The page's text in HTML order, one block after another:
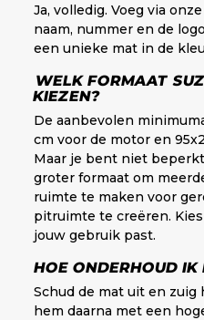
Ja, volledig. Voeg via
naam, nummer en de
een unieke mat in de
WELK FORMAAT
KIEZEN?
De aanbevolen
cm voor de motor en
Maar je bent niet
groter formaat om
ruimte te maken voor
pitruimte te creëren.
jouw gebruik past.
HOE ONDERHOUD
Schud de mat uit en
hem daarna met een